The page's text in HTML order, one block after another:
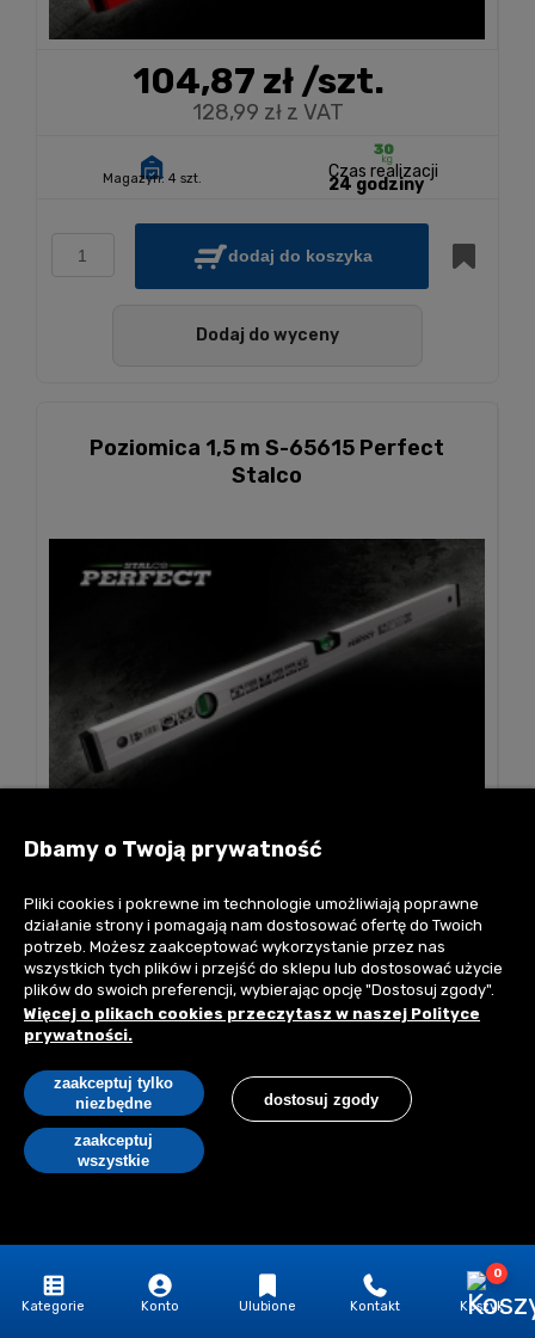
104,87 zł/szt.
128,99 zł z VAT
Magazyn: 4 szt. Czas realizacji
24 godziny
dodaj do koszyka
Dodaj do wyceny
Poziomica 1,5 m S-65615 Perfect
Stalco
104,70 zł/szt.
Magazyn: 2 szt. Czas realizacji
24 godziny
dodaj do koszyka
Dodaj do wyceny
Kategorie Konto Ulubione Kontakt
0
Koszyk
Dbamy o Twoją prywatność
Pliki cookies i pokrewne im technologie umożliwiają poprawne
działanie strony i pomagają nam dostosować ofertę do Twoich
potrzeb. Możesz zaakceptować wykorzystanie przez nas
wszystkich tych plików i przejść do sklepu lub dostosować użycie
plików do swoich preferencji, wybierając opcję "Dostosuj zgody".
Więcej o plikach cookies przeczytasz w naszej Polityce
prywatności.
zaakceptuj tylko
niezbędne
dostosuj zgody
zaakceptuj
wszystkie